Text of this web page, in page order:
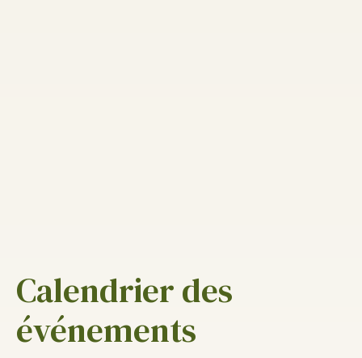
Calendrier des
événements